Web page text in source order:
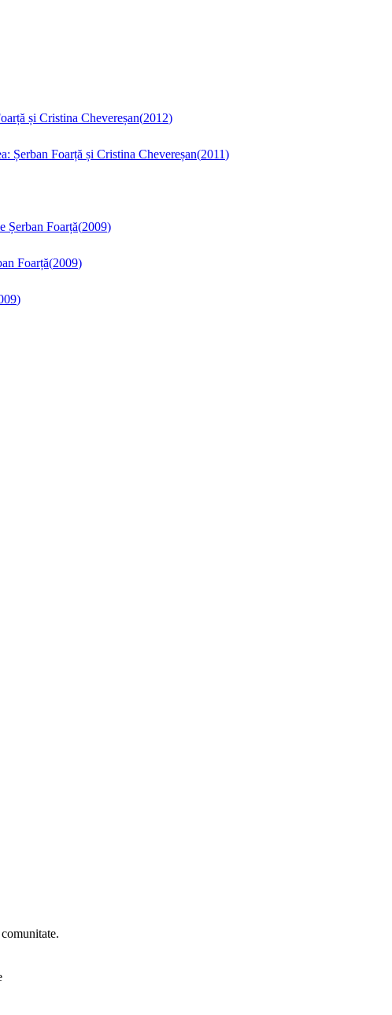
și Cristina Chevereșan(2012)
Șerban Foarță și Cristina Chevereșan(2011)
Șerban Foarță(2009)
Foarță(2009)
)